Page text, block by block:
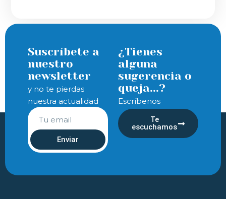
Suscríbete a
nuestro
newsletter
y no te pierdas
nuestra actualidad
Enviar
¿Tienes
alguna
sugerencia o
queja...?
Escríbenos
Te
escuchamos